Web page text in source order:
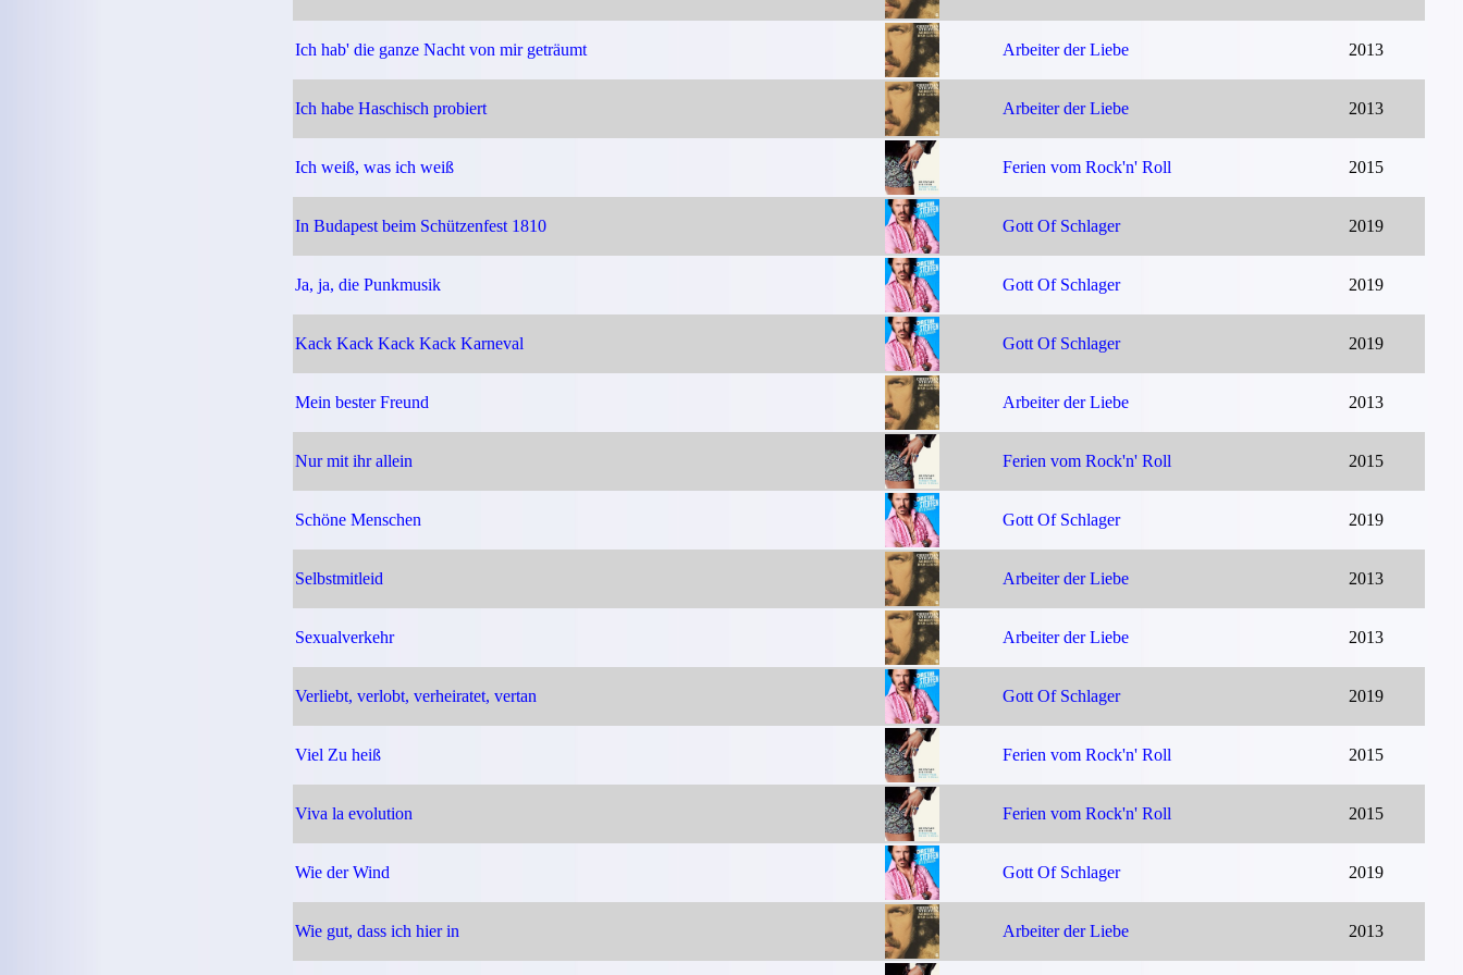
Ich hab' die ganze Nacht von mir geträumt Arbeiter der Liebe 2013
Ich habe Haschisch probiert Arbeiter der Liebe 2013
Ich weiß, was ich weiß Ferien vom Rock'n' Roll 2015
In Budapest beim Schützenfest 1810 Gott Of Schlager 2019
Ja, ja, die Punkmusik Gott Of Schlager 2019
Kack Kack Kack Kack Karneval Gott Of Schlager 2019
Mein bester Freund Arbeiter der Liebe 2013
Nur mit ihr allein Ferien vom Rock'n' Roll 2015
Schöne Menschen Gott Of Schlager 2019
Selbstmitleid Arbeiter der Liebe 2013
Sexualverkehr Arbeiter der Liebe 2013
Verliebt, verlobt, verheiratet, vertan Gott Of Schlager 2019
Viel Zu heiß Ferien vom Rock'n' Roll 2015
Viva la evolution Ferien vom Rock'n' Roll 2015
Wie der Wind Gott Of Schlager 2019
Wie gut, dass ich hier in Arbeiter der Liebe 2013